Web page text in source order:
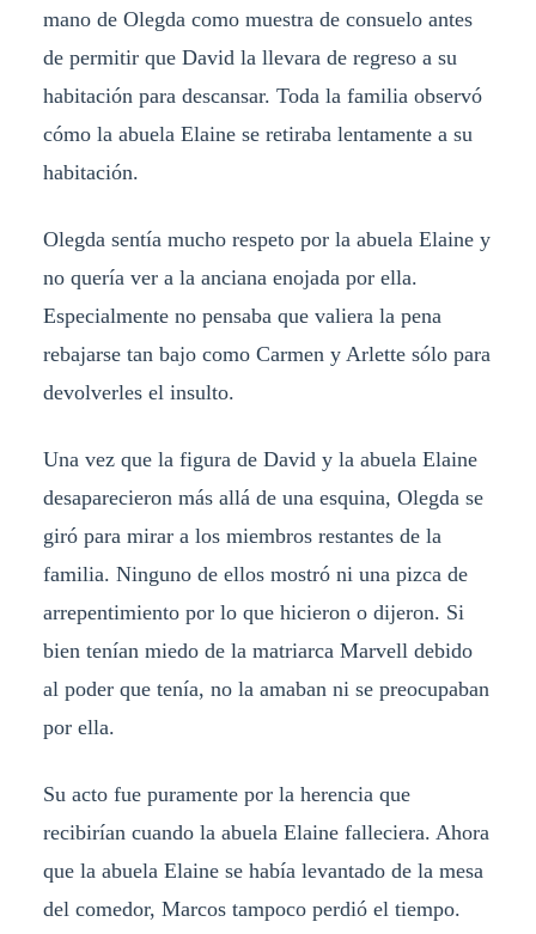
mano de Olegda como muestra de consuelo antes
de permitir que David la llevara de regreso a su
habitación para descansar. Toda la familia observó
cómo la abuela Elaine se retiraba lentamente a su
habitación.
Olegda sentía mucho respeto por la abuela Elaine y
no quería ver a la anciana enojada por ella.
Especialmente no pensaba que valiera la pena
rebajarse tan bajo como Carmen y Arlette sólo para
devolverles el insulto.
Una vez que la figura de David y la abuela Elaine
desaparecieron más allá de una esquina, Olegda se
giró para mirar a los miembros restantes de la
familia. Ninguno de ellos mostró ni una pizca de
arrepentimiento por lo que hicieron o dijeron. Si
bien tenían miedo de la matriarca Marvell debido
al poder que tenía, no la amaban ni se preocupaban
por ella.
Su acto fue puramente por la herencia que
recibirían cuando la abuela Elaine falleciera. Ahora
que la abuela Elaine se había levantado de la mesa
del comedor, Marcos tampoco perdió el tiempo.